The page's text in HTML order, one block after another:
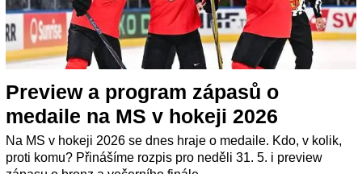
Preview a program zápasů o
medaile na MS v hokeji 2026
Na MS v hokeji 2026 se dnes hraje o medaile. Kdo, v kolik,
proti komu? Přinášíme rozpis pro neděli 31. 5. i preview